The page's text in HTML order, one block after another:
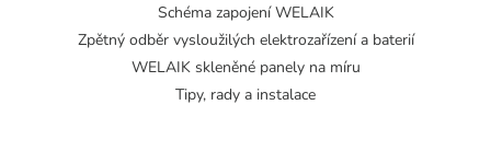
Schéma zapojení WELAIK
Zpětný odběr vysloužilých elektrozařízení a baterií
WELAIK skleněné panely na míru
Tipy, rady a instalace